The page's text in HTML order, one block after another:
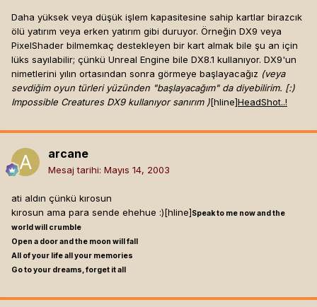
Daha yüksek veya düşük işlem kapasitesine sahip kartlar birazcık
ölü yatırım veya erken yatırım gibi duruyor. Örneğin DX9 veya
PixelShader bilmemkaç destekleyen bir kart almak bile şu an için
lüks sayılabilir; çünkü Unreal Engine bile DX8.1 kullanıyor. DX9'un
nimetlerini yılın ortasından sonra görmeye başlayacağız (veya
sevdiğim oyun türleri yüzünden "başlayacağım" da diyebilirim. [:)
Impossible Creatures DX9 kullanıyor sanırım )[hline]HeadShot..!
arcane
Mesaj tarihi: Mayıs 14, 2003
ati aldın çünkü kırosun
kırosun ama para sende ehehue :)[hline]Speak to me now and the
world will crumble
Open a door and the moon will fall
All of your life all your memories
Go to your dreams, forget it all